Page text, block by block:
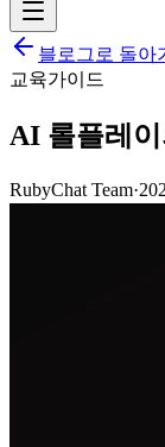
블로그로 돌아
교육가이드
AI 롤플레
RubyChat Team·